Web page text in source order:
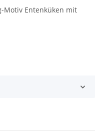
Motiv Entenküken mit